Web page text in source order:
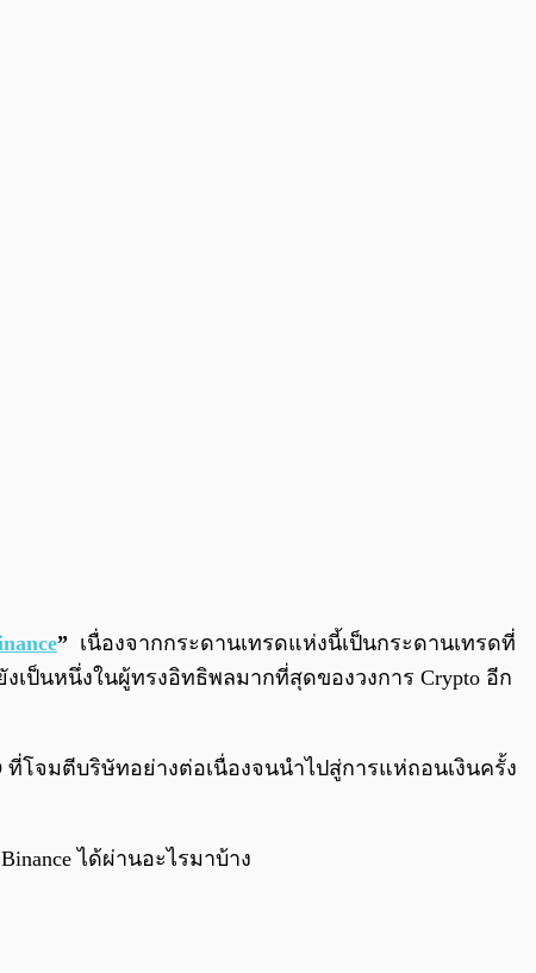
” เนื่องจากกระดานเทรดแห่งนี้เป็นกระดานเทรดที่
งเป็นหนึ่งในผู้ทรงอิทธิพลมากที่สุดของวงการ Crypto อีก
โจมตีบริษัทอย่างต่อเนื่องจนนำไปสู่การแห่ถอนเงินครั้ง
ได้ผ่านอะไรมาบ้าง